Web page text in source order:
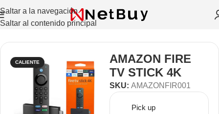
Saltar a la navegación
Saltar al contenido principal
Inicio/ Consolas De Video
CALIENTE
AMAZON FIRE
TV STICK 4K
SKU: AMAZONFIR001
Pick up